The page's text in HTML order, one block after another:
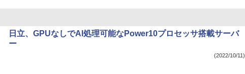
日立、GPUなしでAI処理可能なPower10プロセッサ搭載サーバ
ー
(2022/10/11)